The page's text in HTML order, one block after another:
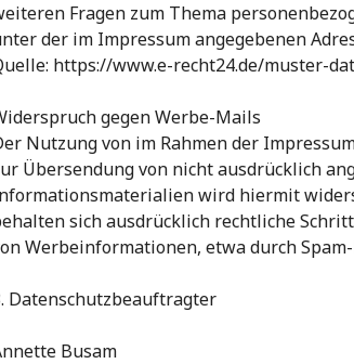
Fragen zum Thema
der im Impressum angegebenen
https://www.e-recht24.de/muster-
gegen Werbe-Mails
Nutzung von im Rahmen der
Übersendung von nicht ausdrücklich
wird hiermit
sich ausdrücklich rechtliche
Werbeinformationen, etwa durch
Datenschutzbeauftragter
Busam